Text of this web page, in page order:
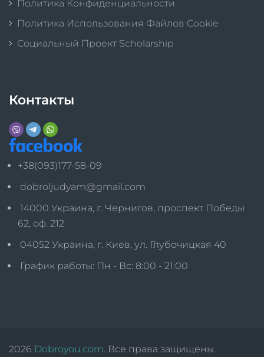
Политика Конфиденциальности
Политика Использования Файлов Cookie
Социальный Проект Scholarship
Контакты
+38(093)177-58-09
dobroljudyam@gmail.com
14000 Украина, г. Чернигов, проспект Победы
62, оф. 212
04052 Украина, г. Киев, ул. Глубочицкая 40
График работы: Пн - Вс: 8:00 - 21:00
2026 Dobroyou.com. Все права защищены.